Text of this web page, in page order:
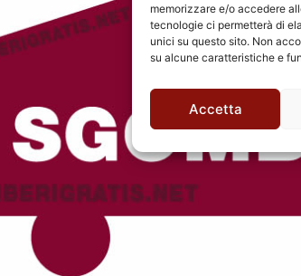
memorizzare e/o accedere
tecnologie ci permetterà di
unici su questo sito. Non
su alcune caratteristiche e
Accetta